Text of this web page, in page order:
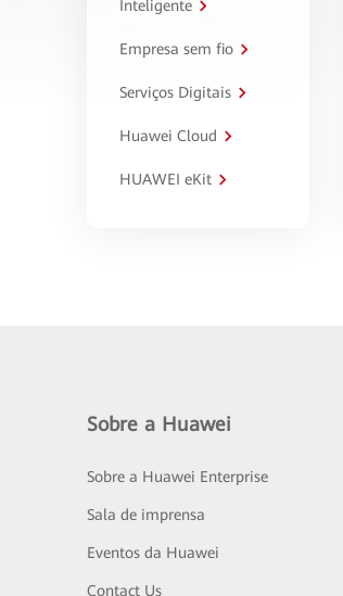
Inteligente
Empresa sem fio
Serviços Digitais
Huawei Cloud
HUAWEI eKit
Sobre a Huawei
Sobre a Huawei Enterprise
Sala de imprensa
Eventos da Huawei
Contact Us